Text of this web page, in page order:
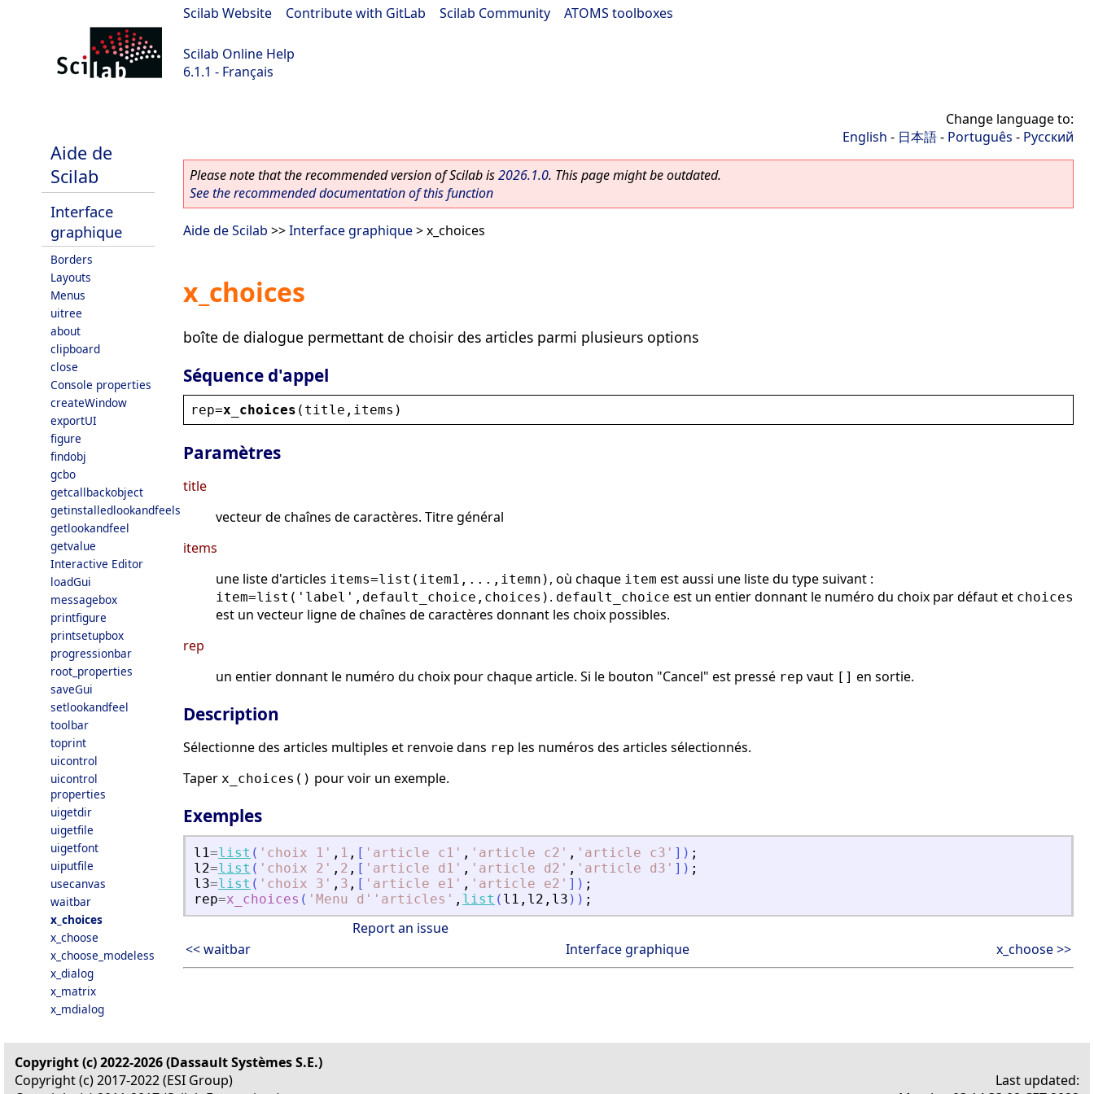
Scilab Website Contribute with GitLab Scilab Community ATOMS toolboxes
Scilab Online Help
6.1.1 - Français
Aide de
Scilab
Interface
graphique
Borders
Layouts
Menus
uitree
about
clipboard
close
Console properties
createWindow
exportUI
figure
findobj
gcbo
getcallbackobject
getinstalledlookandfeels
getlookandfeel
getvalue
Interactive Editor
loadGui
messagebox
printfigure
printsetupbox
progressionbar
root_properties
saveGui
setlookandfeel
toolbar
toprint
uicontrol
uicontrol
properties
uigetdir
uigetfile
uigetfont
uiputfile
usecanvas
waitbar
x_choices
x_choose
x_choose_modeless
x_dialog
x_matrix
x_mdialog
Change language to:
English - 日本語- Português - Русский
Please note that the recommended version of Scilab is2026.1.0. This page might be outdated.
See the recommended documentation of this function
Aide de Scilab >>Interface graphique> x_choices
x_choices
boîte de dialogue permettant de choisir des articles parmi plusieurs options
Séquence d'appel
rep=x_choices ( title , items )
Paramètres
title
vecteur de chaînes de caractères. Titre général
items
une liste d'articles items=list(item1,...,itemn) , où chaque item est aussi une liste du type suivant :
item=list('label',default_choice,choices) . default_choice est un entier donnant le numéro du choix par défaut et choices
est un vecteur ligne de chaînes de caractères donnant les choix possibles.
rep
un entier donnant le numéro du choix pour chaque article. Si le bouton "Cancel" est pressé rep vaut [] en sortie.
Description
Sélectionne des articles multiples et renvoie dans rep les numéros des articles sélectionnés.
Taper x_choices() pour voir un exemple.
Exemples
l1=list ( ' choix 1 ' , 1 , [ ' article c1 ' , ' article c2 ' , ' article c3 ' ] ) ;
l2=list ( ' choix 2 ' , 2 , [ ' article d1 ' , ' article d2 ' , ' article d3 ' ] ) ;
l3=list ( ' choix 3 ' , 3 , [ ' article e1 ' , ' article e2 ' ] ) ;
rep=x_choices ( ' Menu d''articles ' , list ( l1 , l2 , l3 ) ) ;
Report an issue
<< waitbar
Interface graphique x_choose >>
Copyright (c) 2022-2026 (Dassault Systèmes S.E.)
Copyright (c) 2017-2022 (ESI Group)
Last updated: